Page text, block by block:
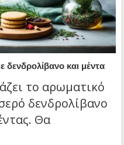
δενδρολίβανο και μέντα
το αρωματικό
δενδρολίβανο
Θα